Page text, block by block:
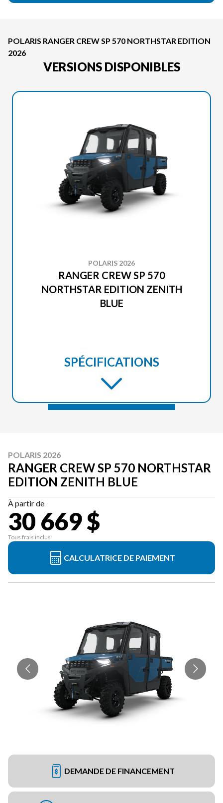
POLARIS RANGER CREW SP 570 NORTHSTAR EDITION
2026
VERSIONS DISPONIBLES
POLARIS 2026
RANGER CREW SP 570
NORTHSTAR EDITION ZENITH
BLUE
SPÉCIFICATIONS
POLARIS 2026
RANGER CREW SP 570 NORTHSTAR
EDITION ZENITH BLUE
À partir de
30 669 $
Tous frais inclus
CALCULATRICE DE PAIEMENT
DEMANDE DE FINANCEMENT